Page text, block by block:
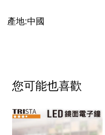
產地:中國
您可能也喜歡